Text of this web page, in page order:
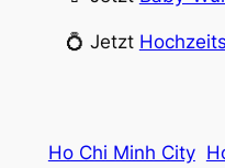
💍 Jetzt
Ho Chi Minh City